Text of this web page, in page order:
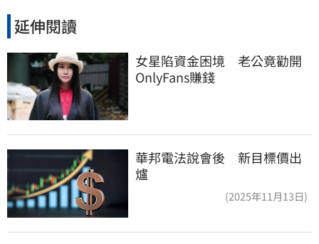
延伸閱讀
女星陷資金困境　老公竟勸開
OnlyFans賺錢
華邦電法說會後 新目標價出
爐
(2025年11月13日)